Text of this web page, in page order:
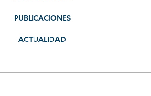
PUBLICACIONES
ACTUALIDAD